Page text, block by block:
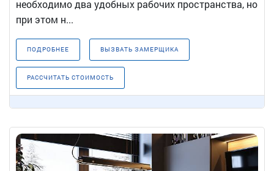
необходимо два удобных рабочих пространства, но
при этом н...
ПОДРОБНЕЕ ВЫЗВАТЬ ЗАМЕРЩИКА
РАССЧИТАТЬ СТОИМОСТЬ